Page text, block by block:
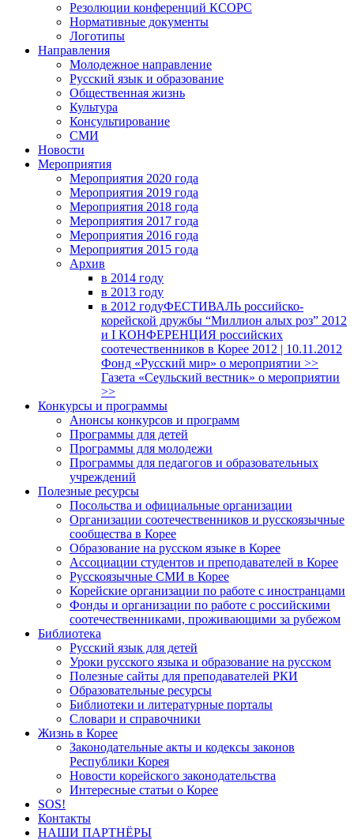
Резолюции конференций КСОРС
Нормативные документы
Логотипы
Направления
Молодежное направление
Русский язык и образование
Общественная жизнь
Культура
Консультирование
СМИ
Новости
Мероприятия
Мероприятия 2020 года
Мероприятия 2019 года
Мероприятия 2018 годa
Мероприятия 2017 года
Мероприятия 2016 года
Мероприятия 2015 года
Архив
в 2014 году
в 2013 году
в 2012 годуФЕСТИВАЛЬ российско-
корейской дружбы “Миллион алых роз” 2012
и I КОНФЕРЕНЦИЯ российских
соотечественников в Корее 2012 | 10.11.2012
Фонд «Русский мир» о мероприятии >>
Газета «Сеульский вестник» о мероприятии
>>
Конкурсы и программы
Анонсы конкурсов и программ
Программы для детей
Программы для молодежи
Программы для педагогов и образовательных
учреждений
Полезные ресурсы
Посольства и официальные организации
Организации соотечественников и русскоязычные
сообщества в Корее
Образование на русском языке в Корее
Ассоциации студентов и преподавателей в Корее
Русскоязычные СМИ в Корее
Корейские организации по работе с иностранцами
Фонды и организации по работе с российскими
соотечественниками, проживающими за рубежом
Библиотека
Русский язык для детей
Уроки русского языка и образование на русском
Полезные сайты для преподавателей РКИ
Образовательные ресурсы
Библиотеки и литературные порталы
Словари и справочники
Жизнь в Корее
Законодательные акты и кодексы законов
Республики Корея
Новости корейского законодательства
Интересные статьи о Корее
SOS!
Контакты
НАШИ ПАРТНЁРЫ